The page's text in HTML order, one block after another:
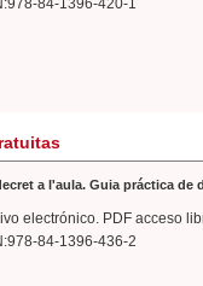
84-1396-420-1
a l'aula. Guia práctica de
electrónico. PDF acceso
84-1396-436-2